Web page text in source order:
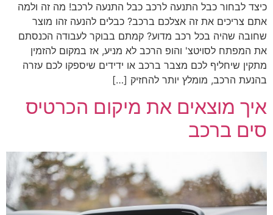
כיצד לבחור כבל התנעה לרכב כבל התנעה לרכב! מה זה ולמה
אתם צריכים את זה אצלכם ברכב? כבלים להנעה זהו מוצר
שחובה שהיה בכל רכב מדוע? קמתם בבוקר לעבודה הכנסתם
את המפתח לסויטצ' והופ הרכב לא מניע, אז במקום להזמין
מתקין שיחליף לכם מצבר ברכב או ידידים שיספקו לכם עזרה
בהנעת הרכב, מומלץ יותר להחזיק […]
איך מוצאים את מיקום הכרטיס
סים ברכב